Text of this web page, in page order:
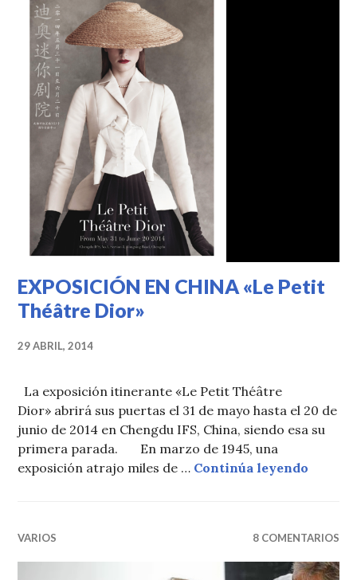
EXPOSICIÓN EN CHINA «Le Petit
Théâtre Dior»
29 ABRIL, 2014
La exposición itinerante «Le Petit Théâtre
Dior» abrirá sus puertas el 31 de mayo hasta el 20 de
junio de 2014 en Chengdu IFS, China, siendo esa su
primera parada. En marzo de 1945, una
exposición atrajo miles de … Continúa leyendo
VARIOS 8 COMENTARIOS